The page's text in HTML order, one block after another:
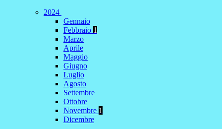
2024
Gennaio
Febbraio 1
Marzo
Aprile
Maggio
Giugno
Luglio
Agosto
Settembre
Ottobre
Novembre 1
Dicembre